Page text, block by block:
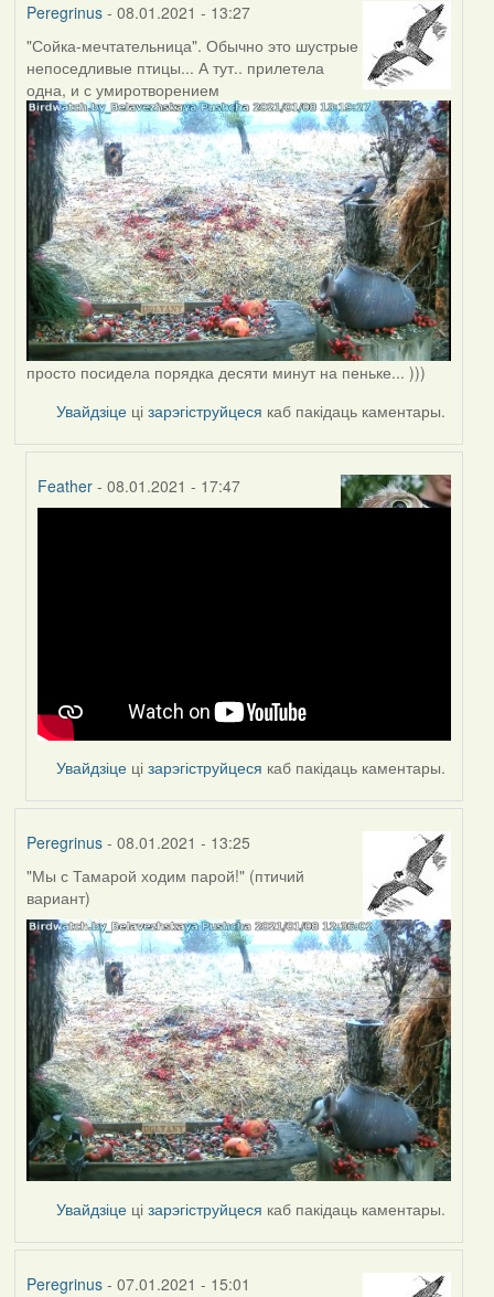
Peregrinus- 08.01.2021 - 13:27
"Сойка-мечтательница". Обычно это шустрые
непоседливые птицы... А тут.. прилетела
одна, и с умиротворением
просто посидела порядка десяти минут на пеньке... )))
Увайдзіце цізарэгіструйцеся каб пакідаць каментары.
Feather - 08.01.2021 - 17:47
Увайдзіце цізарэгіструйцеся каб пакідаць каментары.
Peregrinus- 08.01.2021 - 13:25
"Мы с Тамарой ходим парой!" (птичий
вариант)
Увайдзіце цізарэгіструйцеся каб пакідаць каментары.
Peregrinus- 07.01.2021 - 15:01